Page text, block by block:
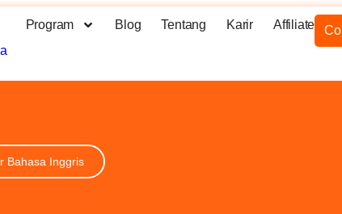
Program Blog Tentang Karir Affiliate
Bahasa Inggris